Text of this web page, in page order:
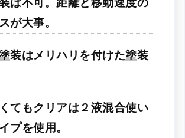
は不可。距離と移動速度の
が大事。
装はメリハリを付けた塗装
てもクリアは２液混合使い
プを使用。